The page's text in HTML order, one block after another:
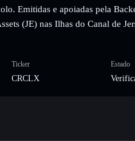
Emitidas e apoiadas pela
(JE) nas Ilhas do Canal de
Ticker
CRCLX
Estado